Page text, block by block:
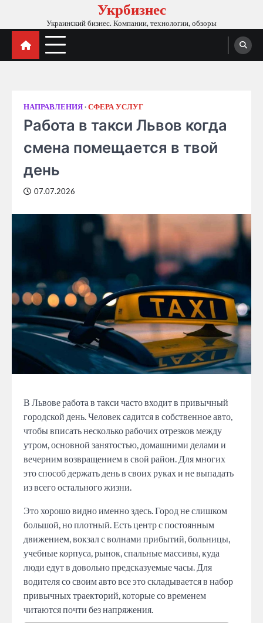
content
Укрбизнес
Украинcкий бизнес. Компании, технологии, обзоры
НАПРАВЛЕНИЯ СФЕРА УСЛУГ
Работа в такси Львов когда
смена помещается в твой
день
07.07.2026
В Львове работа в такси часто входит в привычный
городской день. Человек садится в собственное авто,
чтобы вписать несколько рабочих отрезков между
утром, основной занятостью, домашними делами и
вечерним возвращением в свой район. Для многих
это способ держать день в своих руках и не выпадать
из всего остального жизни.
Это хорошо видно именно здесь. Город не слишком
большой, но плотный. Есть центр с постоянным
движением, вокзал с волнами прибытий, больницы,
учебные корпуса, рынок, спальные массивы, куда
люди едут в довольно предсказуемые часы. Для
водителя со своим авто все это складывается в набор
привычных траекторий, которые со временем
читаются почти без напряжения.